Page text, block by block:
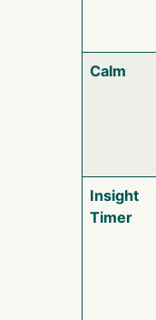
Calm
Insight
Timer